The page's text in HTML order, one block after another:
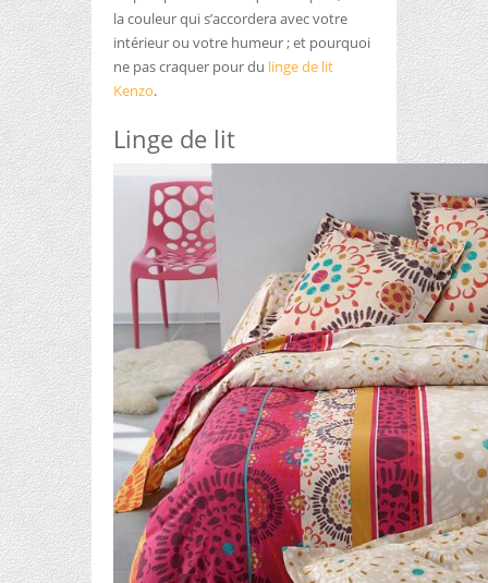
la couleur qui s’accordera avec votre
intérieur ou votre humeur ; et pourquoi
ne pas craquer pour du linge de lit
Kenzo.
Linge de lit